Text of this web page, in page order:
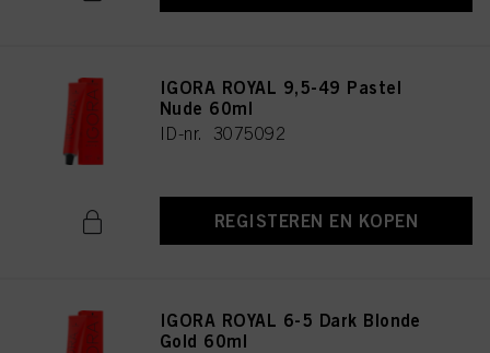
IGORA ROYAL 9,5-49 Pastel
Nude 60ml
ID-nr. 3075092
REGISTEREN EN KOPEN
IGORA ROYAL 6-5 Dark Blonde
Gold 60ml